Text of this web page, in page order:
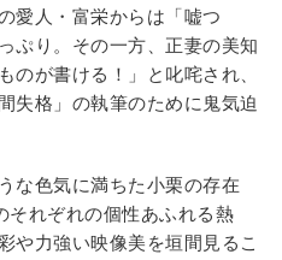
愛人・富栄からは「嘘つ
ぷり。その一方、正妻の美知
のが書ける！」と叱咤され、
失格」の執筆のために鬼気迫
な色気に満ちた小栗の存在
れぞれの個性あふれる熱
や力強い映像美を垣間見るこ